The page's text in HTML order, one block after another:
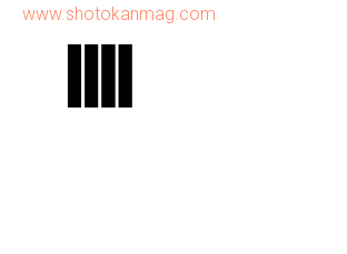
www.shotokanmag.com